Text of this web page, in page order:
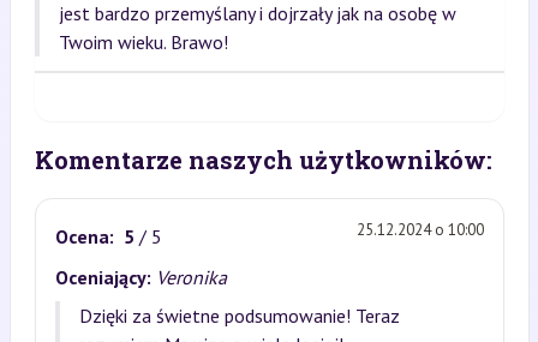
jest bardzo przemyślany i dojrzały jak na osobę w
Twoim wieku. Brawo!
Komentarze naszych użytkowników:
Ocena: 5 / 5 25.12.2024 o 10:00
Oceniający: Veronika
Dzięki za świetne podsumowanie! Teraz